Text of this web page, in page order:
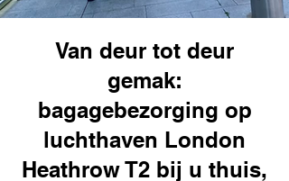
Van deur tot deur
gemak:
bagagebezorging op
luchthaven London
Heathrow T2 bij u thuis,